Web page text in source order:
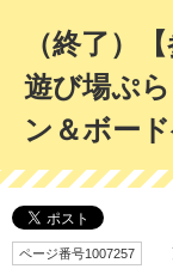
（終了）
遊び場ぷ
ン＆ボー
ページ番号1007257